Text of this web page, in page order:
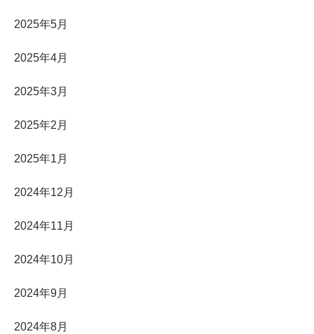
2025年5月
2025年4月
2025年3月
2025年2月
2025年1月
2024年12月
2024年11月
2024年10月
2024年9月
2024年8月